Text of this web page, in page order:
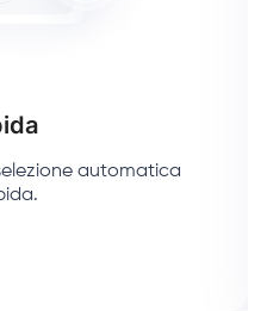
automatica